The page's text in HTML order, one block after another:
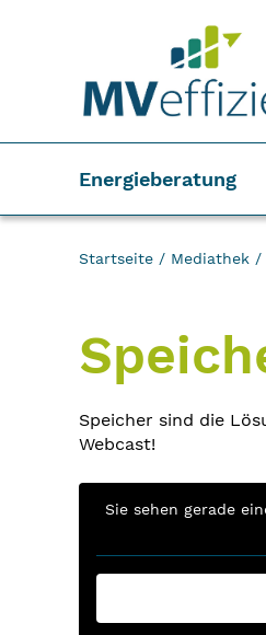
Energieberatung
Startseite / Mediathek /
Speicher sind die
Webcast!
Sie sehen gerade